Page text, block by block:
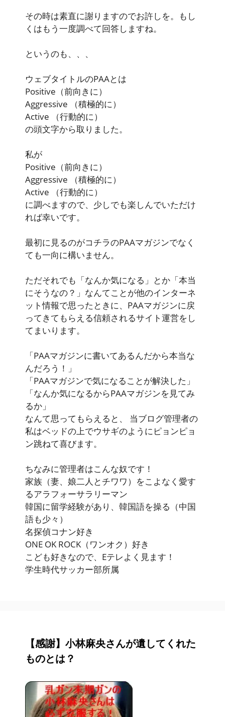
その時は素直に謝りますのでお許しを。もし
くはもう一度調べて回答しますね。
というのも、、、
ウェブタイトルのPAAとは
Positive （前向きに）
Aggressive
（積極的に）
Active
（行動的に）
の頭文字から取りました。
私が
Positive （前向きに）
Aggressive
（積極的に）
Active
（行動的に）
に調べますので、少しでも楽しんでいただけ
れば幸いです。
最初に見るのがコチラのPAAマガジンでなく
ても一向に構いません。
ただそれでも「なんか気になる」とか「本当
にそうなの？」なんてことが他のインターネ
ット情報で思ったときに、PAAマガジンに戻
ってきてもらえる信頼されるサイト運営をし
てまいります。
「PAAマガジンに書いてあるんだから本当な
んだろう！」
「PAAマガジンで気になることが解決した」
「なんか気になるからPAAマガジンを見てみ
るか」
なんて思ってもらえると、 当ブログ管理者の
私はベッドの上でウサギのようにピョンピョ
ン跳ねて喜びます。
ちなみに管理者はこんな奴です！
家族（妻、娘二人とチワワ）をこよなく愛す
るアラフォーサラリーマン
韓国に留学経験があり、韓国語を操る（中国
語も少々）
名探偵コナン好き
ONE OK ROCK（ワンオク）好き
こども好きなので、Eテレよく見ます！
学生時代サッカー部所属
【感謝】小林麻央さんが遺してくれた
ものとは？